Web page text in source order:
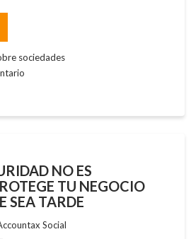
sociedades
NO ES
TU NEGOCIO
SEA TARDE
Social